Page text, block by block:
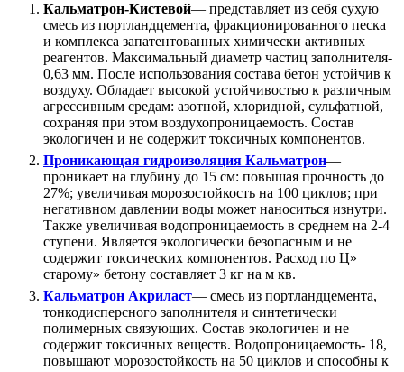
Кальматрон-Кистевой— представляет из себя сухую
смесь из портландцемента, фракционированного песка
и комплекса запатентованных химически активных
реагентов. Максимальный диаметр частиц заполнителя-
0,63 мм. После использования состава бетон устойчив к
воздуху. Обладает высокой устойчивостью к различным
агрессивным средам: азотной, хлоридной, сульфатной,
сохраняя при этом воздухопроницаемость. Состав
экологичен и не содержит токсичных компонентов.
Проникающая гидроизоляция Кальматрон—
проникает на глубину до 15 см: повышая прочность до
27%; увеличивая морозостойкость на 100 циклов; при
негативном давлении воды может наноситься изнутри.
Также увеличивая водопроницаемость в среднем на 2-4
ступени. Является экологически безопасным и не
содержит токсических компонентов. Расход по Ц»
старому» бетону составляет 3 кг на м кв.
Кальматрон Акриласт— смесь из портландцемента,
тонкодисперсного заполнителя и синтетически
полимерных связующих. Состав экологичен и не
содержит токсичных веществ. Водопроницаемость- 18,
повышают морозостойкость на 50 циклов и способны к